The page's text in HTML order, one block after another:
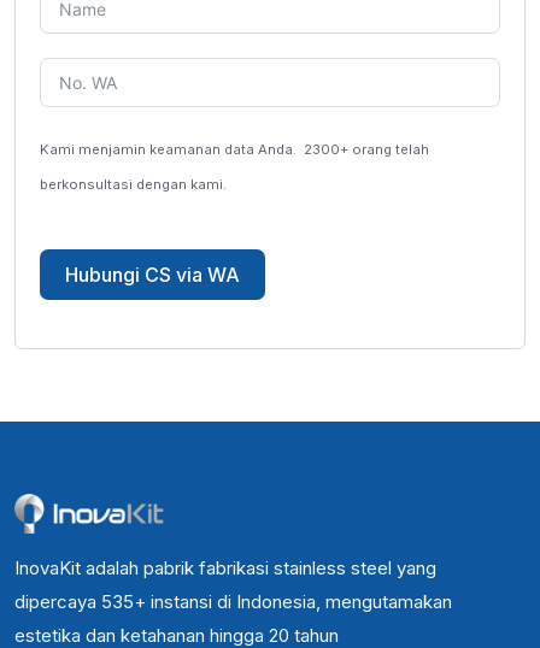
Kami menjamin keamanan data Anda. 2300+ orang telah
berkonsultasi dengan kami.
Hubungi CS via WA
InovaKit adalah pabrik fabrikasi stainless steel yang
dipercaya 535+ instansi di Indonesia, mengutamakan
estetika dan ketahanan hingga 20 tahun